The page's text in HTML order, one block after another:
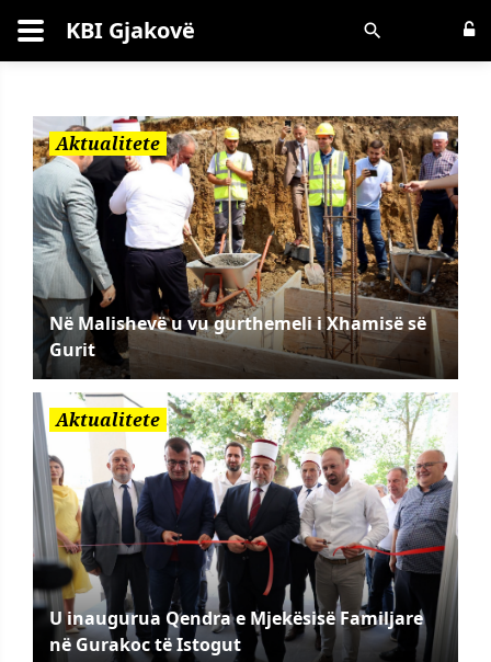
Kërko KBI Gjakovë
Aktualitete
Në Malishevë u vu gurthemeli i Xhamisë së
Gurit
Aktualitete
U inaugurua Qendra e Mjekësisë Familjare
në Gurakoc të Istogut